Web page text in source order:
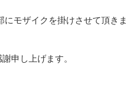
モザイクを掛けさせて頂き
申し上げます。